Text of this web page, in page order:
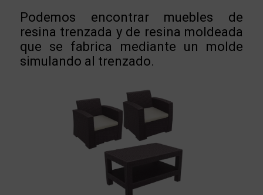
Podemos encontrar muebles de
resina trenzada y de resina moldeada
que se fabrica mediante un molde
simulando al trenzado.